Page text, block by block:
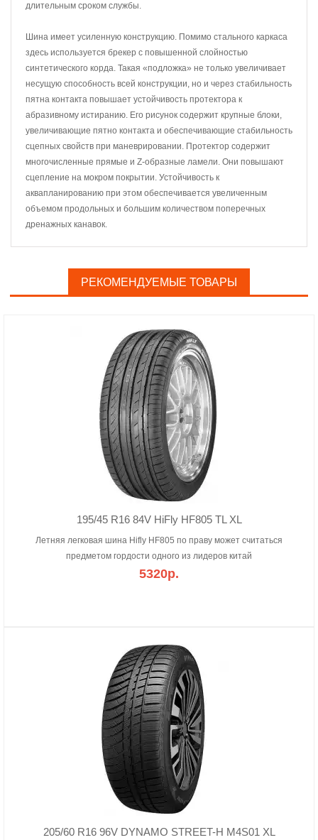
длительным сроком службы.
Шина имеет усиленную конструкцию. Помимо стального каркаса
здесь используется брекер с повышенной слойностью
синтетического корда. Такая «подложка» не только увеличивает
несущую способность всей конструкции, но и через стабильность
пятна контакта повышает устойчивость протектора к
абразивному истиранию. Его рисунок содержит крупные блоки,
увеличивающие пятно контакта и обеспечивающие стабильность
сцепных свойств при маневрировании. Протектор содержит
многочисленные прямые и Z-образные ламели. Они повышают
сцепление на мокром покрытии. Устойчивость к
аквапланированию при этом обеспечивается увеличенным
объемом продольных и большим количеством поперечных
дренажных канавок.
РЕКОМЕНДУЕМЫЕ ТОВАРЫ
195/45 R16 84V HiFly HF805 TL XL
Летняя легковая шина Hifly HF805 по праву может считаться
предметом гордости одного из лидеров китай
5320р.
205/60 R16 96V DYNAMO STREET-H M4S01 XL